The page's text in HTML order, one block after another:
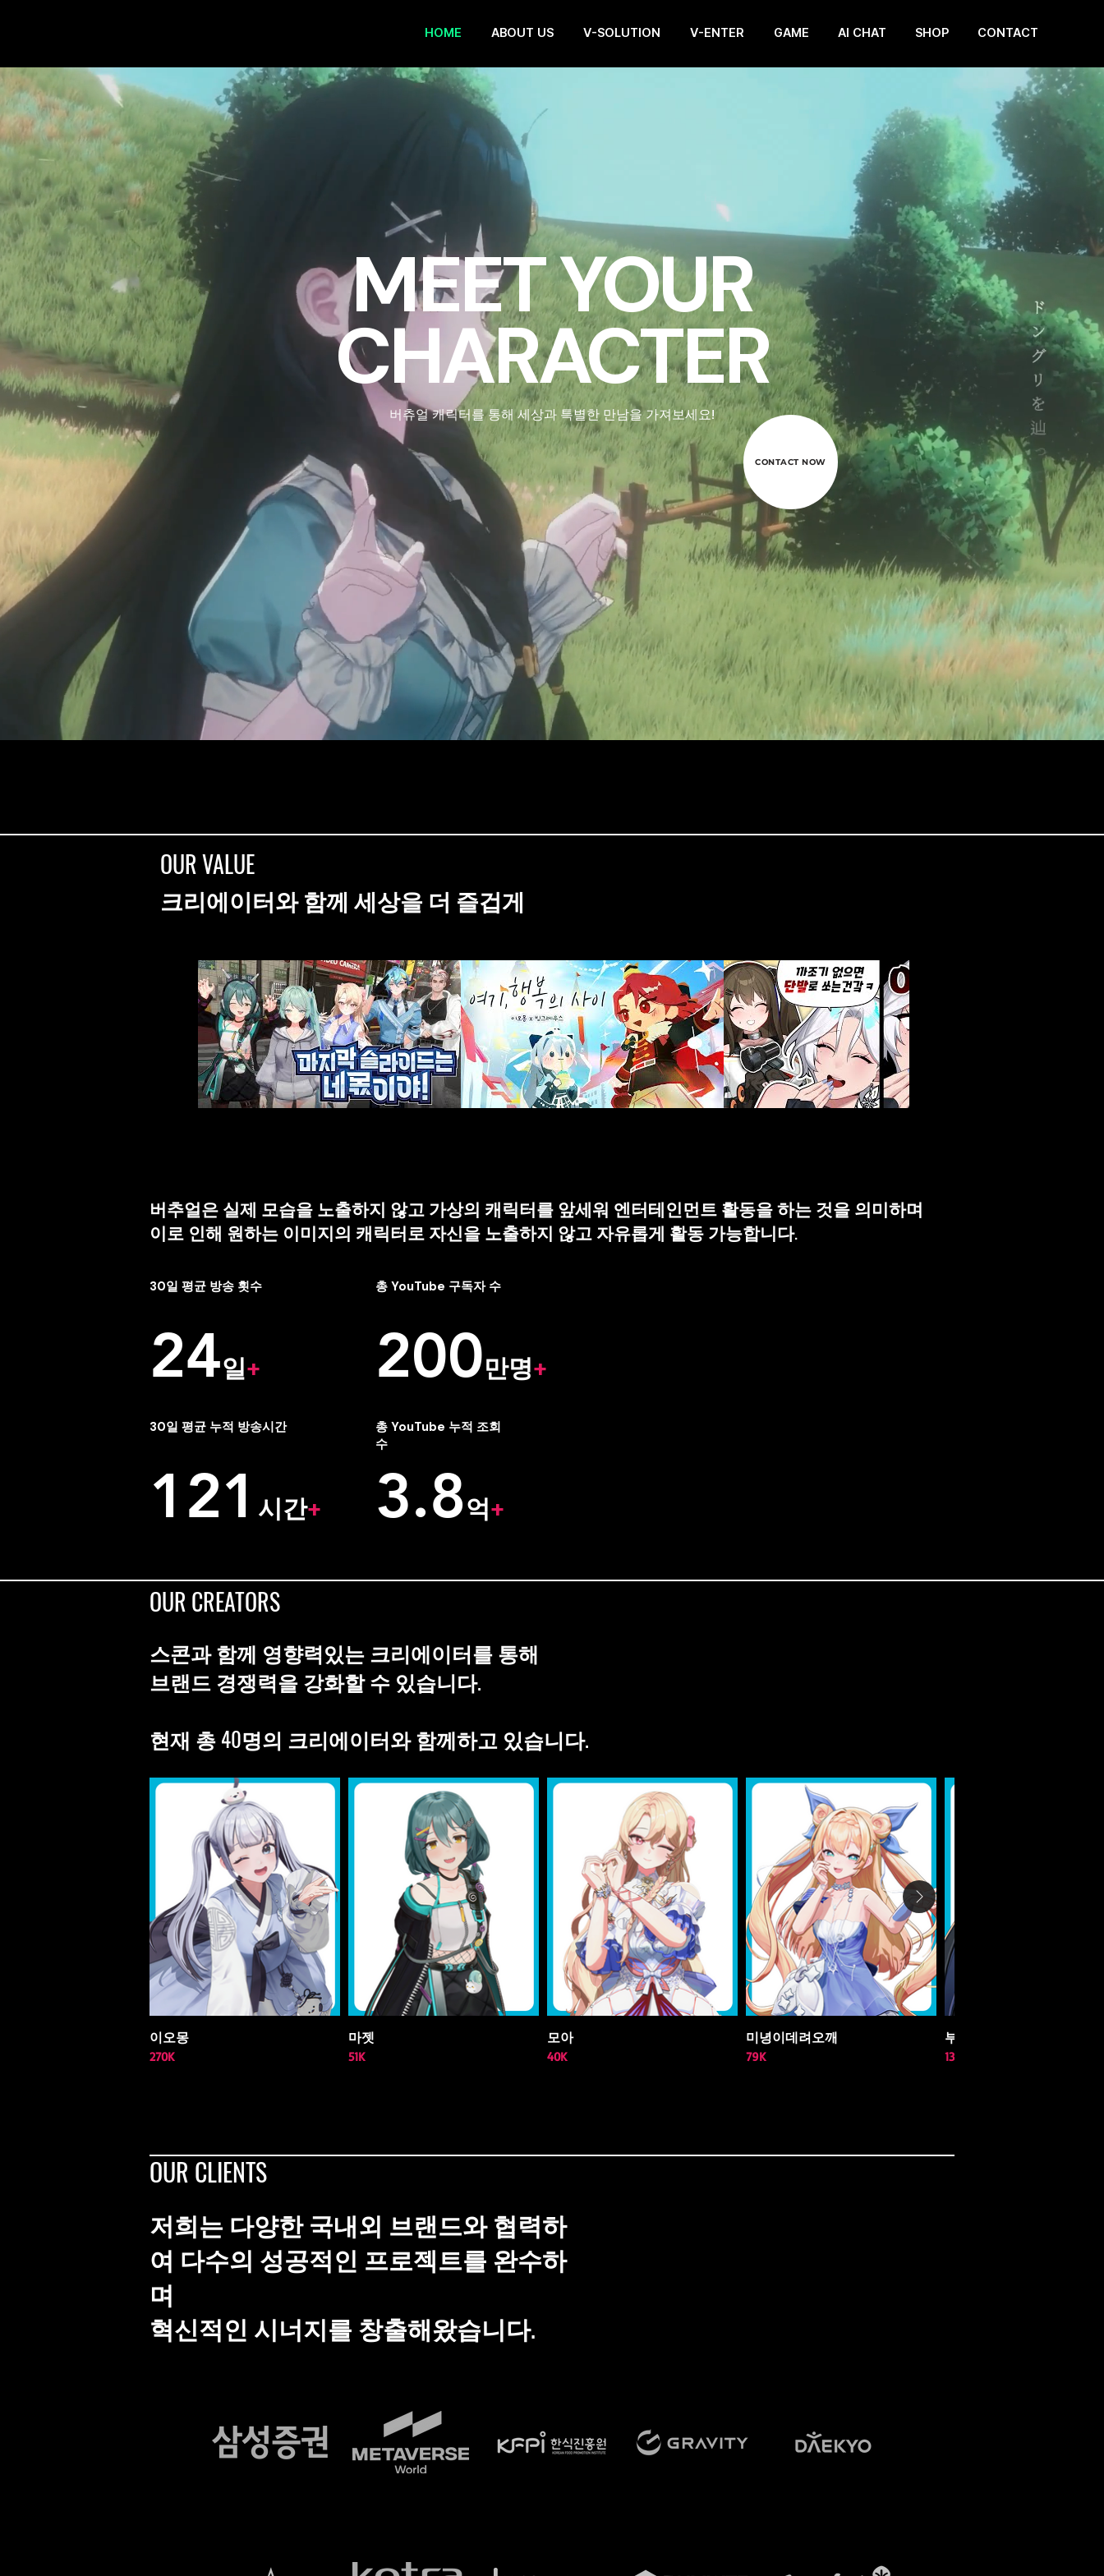
HOME ABOUT US V-SOLUTION V-ENTER GAME AI CHAT SHOP CONTACT
MEET YOUR
CHARACTER
버츄얼 캐릭터를 통해 세상과 특별한 만남을 가져보세요!
CONTACT NOW
OUR VALUE
크리에이터와 함께 세상을 더 즐겁게
버추얼은 실제 모습을 노출하지 않고 가상의 캐릭터를 앞세워 엔터테인먼트 활동을 하는 것을 의미하며
이로 인해 원하는 이미지의 캐릭터로 자신을 노출하지 않고 자유롭게 활동 가능합니다.
30일 평균 방송 횟수
24일+
30일 평균 누적 방송시간
121 시간+
​총 YouTube 구독자 수
200만명+
​총 YouTube 누적 조회
수
3.8억+
OUR CREATORS
스콘과 함께 영향력있는 크리에이터를 통해
브랜드 경쟁력을 강화할 수 있습니다.
​현재 총 40명의 크리에이터와 함께하고 있습니다.
이오몽
270K
마젯
51K
모아
40K
미녕이데려오깨
79K
부쿠키
137K
OUR CLIENTS
저희는 다양한 국내외 브랜드와 협력하
여 다수의 성공적인 프로젝트를 완수하
며
혁신적인 시너지를 창출해왔습니다.